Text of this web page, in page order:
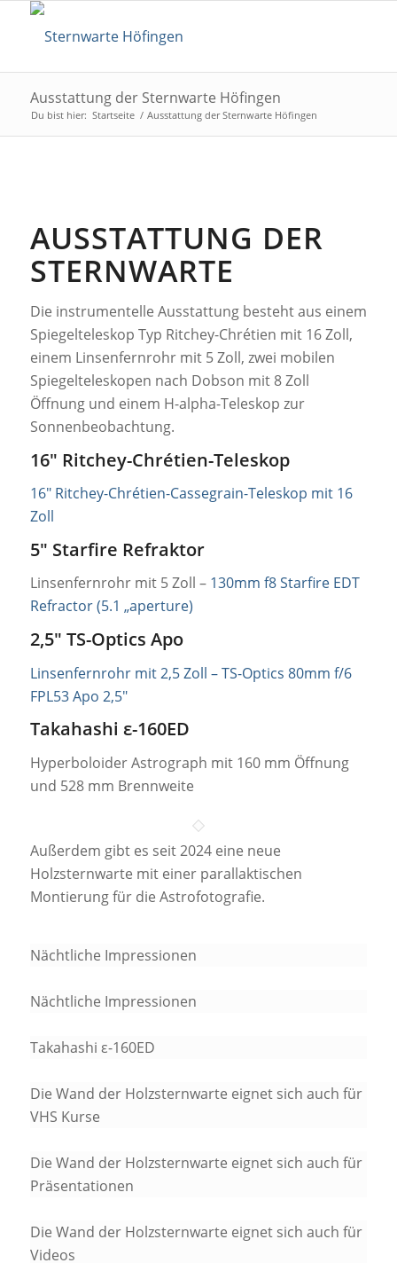
Ausstattung der Sternwarte Höfingen
Du bist hier: Startseite / Ausstattung der Sternwarte Höfingen
AUSSTATTUNG DER
STERNWARTE
Die instrumentelle Ausstattung besteht aus einem
Spiegelteleskop Typ Ritchey-Chrétien mit 16 Zoll,
einem Linsenfernrohr mit 5 Zoll, zwei mobilen
Spiegelteleskopen nach Dobson mit 8 Zoll
Öffnung und einem H-alpha-Teleskop zur
Sonnenbeobachtung.
16″ Ritchey-Chrétien-Teleskop
16″ Ritchey-Chrétien-Cassegrain-Teleskop mit 16
Zoll
5″ Starfire Refraktor
Linsenfernrohr mit 5 Zoll – 130mm f8 Starfire EDT
Refractor (5.1 „aperture)
2,5″ TS-Optics Apo
Linsenfernrohr mit 2,5 Zoll – TS-Optics 80mm f/6
FPL53 Apo 2,5″
Takahashi ε-160ED
Hyperboloider Astrograph mit 160 mm Öffnung
und 528 mm Brennweite
Außerdem gibt es seit 2024 eine neue
Holzsternwarte mit einer parallaktischen
Montierung für die Astrofotografie.
Nächtliche Impressionen
Nächtliche Impressionen
Takahashi ε-160ED
Die Wand der Holzsternwarte eignet sich auch für
VHS Kurse
Die Wand der Holzsternwarte eignet sich auch für
Präsentationen
Die Wand der Holzsternwarte eignet sich auch für
Videos